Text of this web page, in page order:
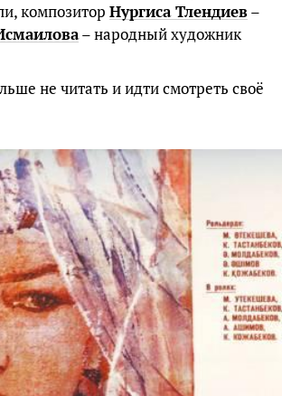
композитор Нургиса Тлендиев–
– народный художник
не читать и идти смотреть своё